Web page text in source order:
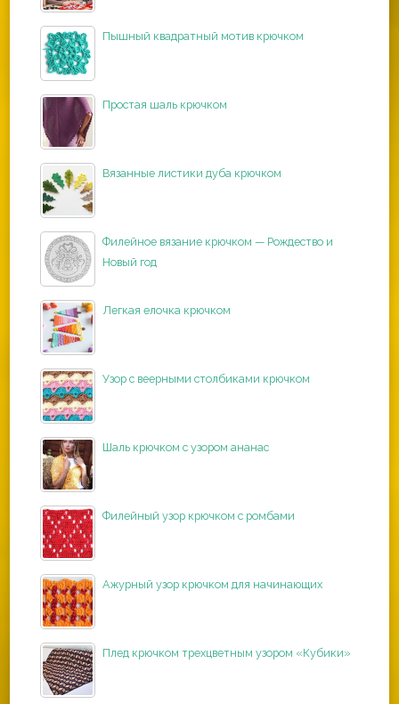
Пышный квадратный мотив крючком
Простая шаль крючком
Вязанные листики дуба крючком
Филейное вязание крючком — Рождество и
Новый год
Легкая елочка крючком
Узор с веерными столбиками крючком
Шаль крючком с узором ананас
Филейный узор крючком с ромбами
Ажурный узор крючком для начинающих
Плед крючком трехцветным узором «Кубики»